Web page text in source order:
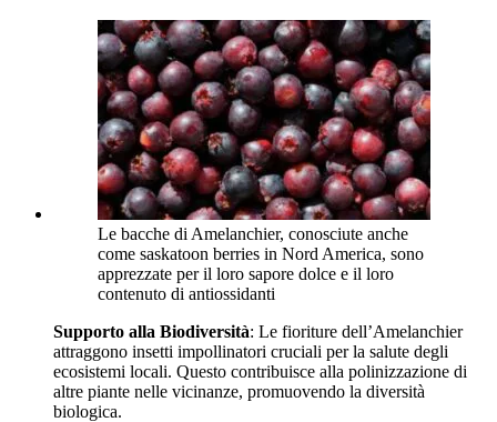
Le bacche di Amelanchier, conosciute anche
come saskatoon berries in Nord America, sono
apprezzate per il loro sapore dolce e il loro
contenuto di antiossidanti
Supporto alla Biodiversità: Le fioriture dell’Amelanchier
attraggono insetti impollinatori cruciali per la salute degli
ecosistemi locali. Questo contribuisce alla polinizzazione di
altre piante nelle vicinanze, promuovendo la diversità
biologica.